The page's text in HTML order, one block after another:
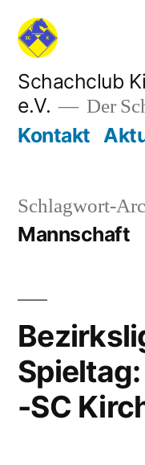
Zum
Inhalt
springen
Schachclub
e.V.
Der
Kontakt
Schlagwort-
Mannschaft
Spieltag:
-SC